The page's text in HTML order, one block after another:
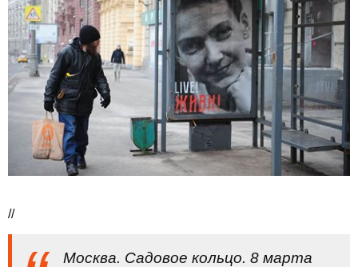
//
Москва. Садовое кольцо. 8 марта